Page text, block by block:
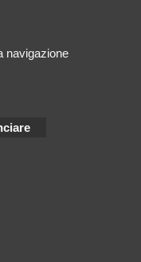
A consommer avec
navigazione